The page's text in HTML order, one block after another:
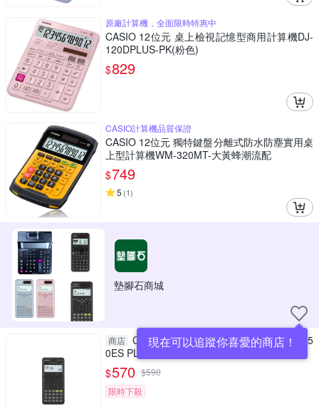
原廠計算機，全面限時特惠中
CASIO 12位元 桌上檢視記憶型商用計算機DJ-
120DPLUS-PK(粉色)
$829
CASIO計算機品質保證
CASIO 12位元 獨特鍵盤分離式防水防塵實用桌
上型計算機WM-320MT-大黃蜂潮流配
$749
5 (1)
墊腳石商城
現在可以追蹤你喜愛的商店！
商店 CASIO 卡西歐 標準型工程計算機(FX-35
0ES PLUS-W-DTW)
$570 $590
限時下殺